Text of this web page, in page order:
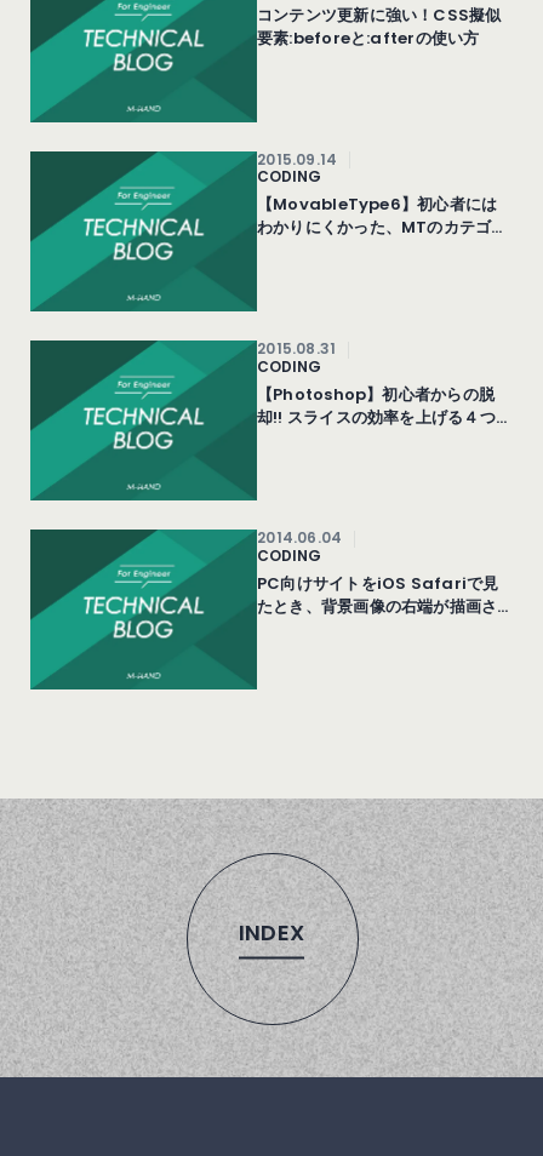
コンテンツ更新に強い！CSS擬似
要素:beforeと:afterの使い方
2015.09.14
CODING
【MovableType6】初心者には
わかりにくかった、MTのカテゴリ
2015.08.31
CODING
【Photoshop】初心者からの脱
却!! スライスの効率を上げる４つの
2014.06.04
CODING
PC向けサイトをiOS Safariで見
たとき、背景画像の右端が描画さ
INDEX